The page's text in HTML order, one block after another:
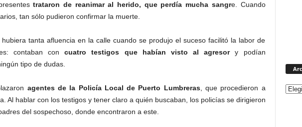
trataron de reanimar al herido, que perdía mucha sangre. Cuando
tan sólo pudieron confirmar la muerte.
tanta afluencia en la calle cuando se produjo el suceso facilitó la labor de
contaban concuatro testigos que habían visto al agresory podían
tipo de dudas.
agentes de la Policía Local de Puerto Lumbreras, que procedieron a
Al hablar con los testigos y tener claro a quién buscaban, los policías se dirigieron
del sospechoso, donde encontraron a este.